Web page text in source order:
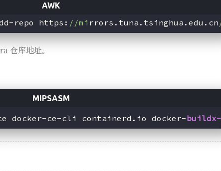
repo https: //mi rrors.tuna.tsinghua.edu.cn
仓库地址。
docker-ce-cli containerd.io docker-buildx-